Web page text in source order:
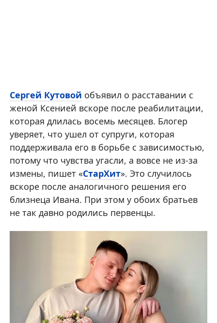
Сергей Кутовой объявил о расставании с
женой Ксенией вскоре после реабилитации,
которая длилась восемь месяцев. Блогер
уверяет, что ушел от супруги, которая
поддерживала его в борьбе с зависимостью,
потому что чувства угасли, а вовсе не из-за
измены, пишет «СтарХит». Это случилось
вскоре после аналогичного решения его
близнеца Ивана. При этом у обоих братьев
не так давно родились первенцы.